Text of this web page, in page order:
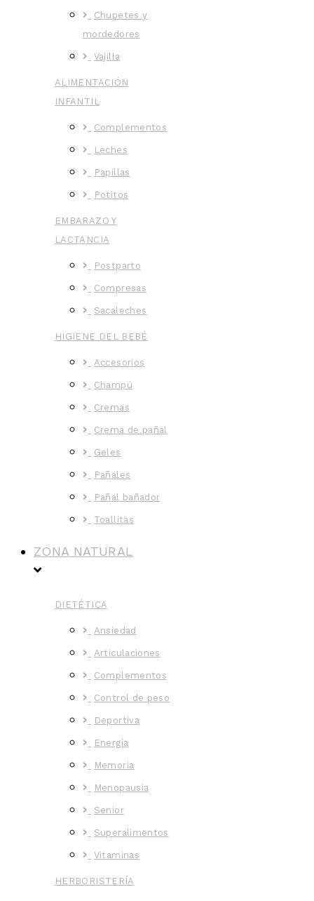
Chupetes y
mordedores
Vajilla
ALIMENTACIÓN
INFANTIL
Complementos
Leches
Papillas
Potitos
EMBARAZO Y
LACTANCIA
Postparto
Compresas
Sacaleches
HIGIENE DEL BEBÉ
Accesorios
Champú
Cremas
Crema de pañal
Geles
Pañales
Pañal bañador
Toallitas
ZONA NATURAL
DIETÉTICA
Ansiedad
Articulaciones
Complementos
Control de peso
Deportiva
Energía
Memoria
Menopausia
Senior
Superalimentos
Vitaminas
HERBORISTERÍA